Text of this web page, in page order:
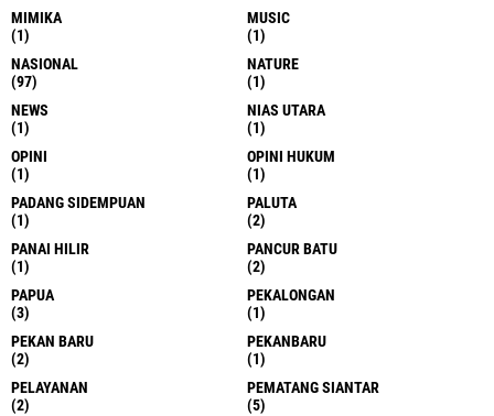
MIMIKA
(1)
MUSIC
(1)
NASIONAL
(97)
NATURE
(1)
NEWS
(1)
NIAS UTARA
(1)
OPINI
(1)
OPINI HUKUM
(1)
PADANG SIDEMPUAN
(1)
PALUTA
(2)
PANAI HILIR
(1)
PANCUR BATU
(2)
PAPUA
(3)
PEKALONGAN
(1)
PEKAN BARU
(2)
PEKANBARU
(1)
PELAYANAN
(2)
PEMATANG SIANTAR
(5)